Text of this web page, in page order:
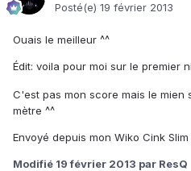
Posté(e) 19 février 2013
Ouais le meilleur ^^
Édit: voila pour moi sur le premier
C'est pas mon score mais le
mètre ^^
Envoyé depuis mon Wiko Cink
Modifié 19 février 2013 par ResQ